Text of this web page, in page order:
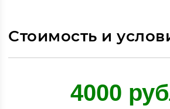
Стоимость и
4000